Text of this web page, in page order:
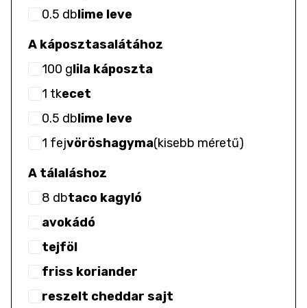
0.5 dblime leve
A káposztasalátához
100 glila káposzta
1 tkecet
0.5 dblime leve
1 fejvöröshagyma(kisebb méretű)
A tálaláshoz
8 dbtaco kagyló
avokádó
tejföl
friss koriander
reszelt cheddar sajt